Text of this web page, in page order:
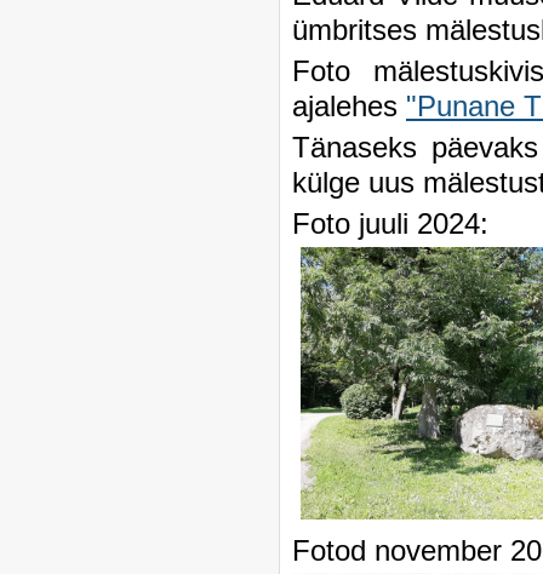
ümbritses
Foto
ajalehes "Punane
Tänaseks
külge uus
Foto juuli 2024:
Fotod november